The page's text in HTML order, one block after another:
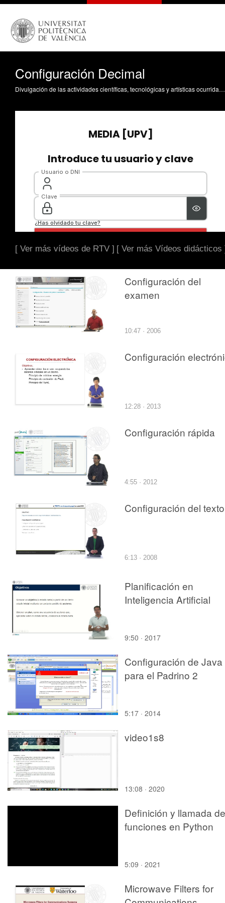
Configuración Decimal
Divulgación de las actividades científicas, tecnológicas y artísticas ocurridas en los tres campus de la UPV
[ Ver más vídeos de RTV ] [ Ver más Vídeos didácticos
Configuración del
examen
10:47 · 2006
Configuración
12:28 · 2013
Configuración rápida
4:55 · 2012
Configuración del texto
6:13 · 2008
Planificación en
Inteligencia Artificial
9:50 · 2017
Configuración de Java
para el Padrino 2
5:17 · 2014
video1s8
13:08 · 2020
Definición y llamada de
funciones en Python
5:09 · 2021
Microwave Filters for